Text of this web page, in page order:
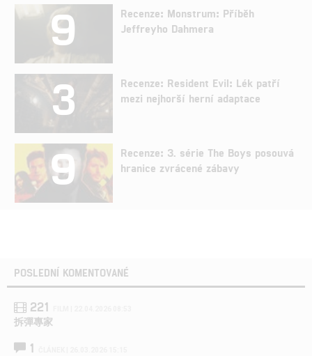
9
Recenze: Monstrum: Příběh
Jeffreyho Dahmera
3
Recenze: Resident Evil: Lék patří
mezi nejhorší herní adaptace
9
Recenze: 3. série The Boys posouvá
hranice zvrácené zábavy
POSLEDNÍ KOMENTOVANÉ
221
拆彈專家
1